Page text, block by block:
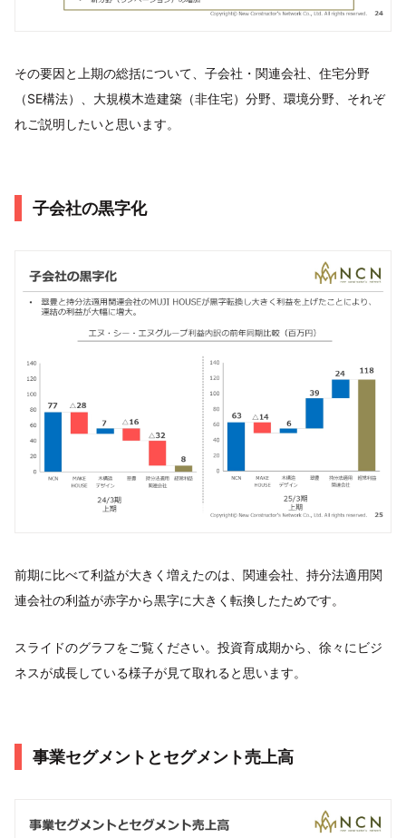
その要因と上期の総括について、子会社・関連会社、住宅分野
（SE構法）、大規模木造建築（非住宅）分野、環境分野、それぞ
れご説明したいと思います。
子会社の黒字化
前期に比べて利益が大きく増えたのは、関連会社、持分法適用関
連会社の利益が赤字から黒字に大きく転換したためです。
スライドのグラフをご覧ください。投資育成期から、徐々にビジ
ネスが成長している様子が見て取れると思います。
事業セグメントとセグメント売上高